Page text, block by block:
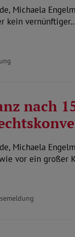
Michaela
kein
nach
Michaela
vor ein großer